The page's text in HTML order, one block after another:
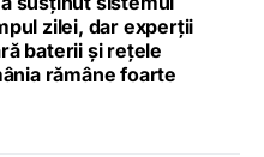
zilei, dar experții
baterii și rețele
rămâne foarte